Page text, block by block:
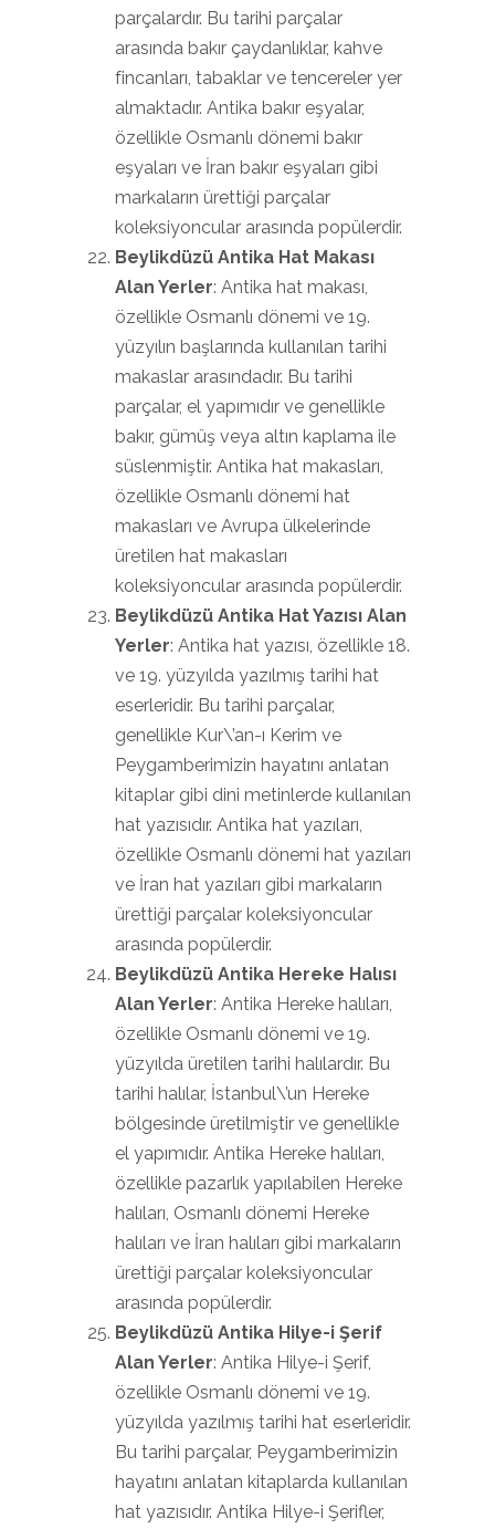
parçalardır. Bu tarihi parçalar
arasında bakır çaydanlıklar, kahve
fincanları, tabaklar ve tencereler yer
almaktadır. Antika bakır eşyalar,
özellikle Osmanlı dönemi bakır
eşyaları ve İran bakır eşyaları gibi
markaların ürettiği parçalar
koleksiyoncular arasında popülerdir.
Beylikdüzü Antika Hat Makası
Alan Yerler: Antika hat makası,
özellikle Osmanlı dönemi ve 19.
yüzyılın başlarında kullanılan tarihi
makaslar arasındadır. Bu tarihi
parçalar, el yapımıdır ve genellikle
bakır, gümüş veya altın kaplama ile
süslenmiştir. Antika hat makasları,
özellikle Osmanlı dönemi hat
makasları ve Avrupa ülkelerinde
üretilen hat makasları
koleksiyoncular arasında popülerdir.
Beylikdüzü Antika Hat Yazısı Alan
Yerler: Antika hat yazısı, özellikle 18.
ve 19. yüzyılda yazılmış tarihi hat
eserleridir. Bu tarihi parçalar,
genellikle Kur\’an-ı Kerim ve
Peygamberimizin hayatını anlatan
kitaplar gibi dini metinlerde kullanılan
hat yazısıdır. Antika hat yazıları,
özellikle Osmanlı dönemi hat yazıları
ve İran hat yazıları gibi markaların
ürettiği parçalar koleksiyoncular
arasında popülerdir.
Beylikdüzü Antika Hereke Halısı
Alan Yerler: Antika Hereke halıları,
özellikle Osmanlı dönemi ve 19.
yüzyılda üretilen tarihi halılardır. Bu
tarihi halılar, İstanbul\’un Hereke
bölgesinde üretilmiştir ve genellikle
el yapımıdır. Antika Hereke halıları,
özellikle pazarlık yapılabilen Hereke
halıları, Osmanlı dönemi Hereke
halıları ve İran halıları gibi markaların
ürettiği parçalar koleksiyoncular
arasında popülerdir.
Beylikdüzü Antika Hilye-i Şerif
Alan Yerler: Antika Hilye-i Şerif,
özellikle Osmanlı dönemi ve 19.
yüzyılda yazılmış tarihi hat eserleridir.
Bu tarihi parçalar, Peygamberimizin
hayatını anlatan kitaplarda kullanılan
hat yazısıdır. Antika Hilye-i Şerifler,